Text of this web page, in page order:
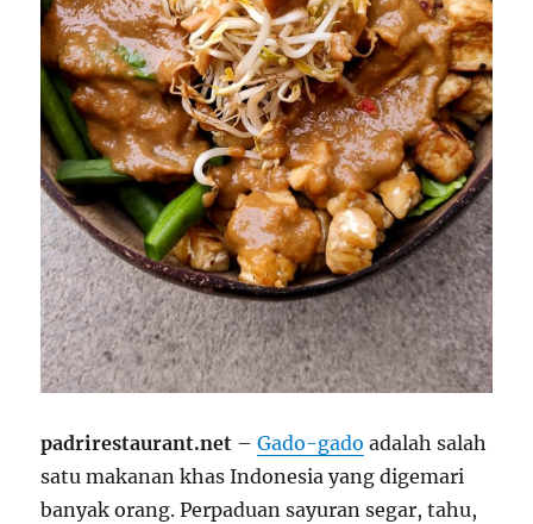
padrirestaurant.net –Gado-gado adalah salah
satu makanan khas Indonesia yang digemari
banyak orang. Perpaduan sayuran segar, tahu,